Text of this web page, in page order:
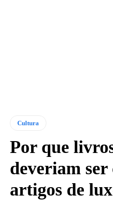
Cultura
Por que
deveriam ser
artigos de